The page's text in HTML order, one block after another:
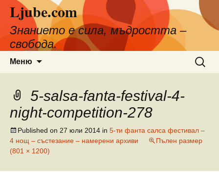
съдържанието
Ljube.com
Знанието е сила, мъдростта –
свобода.
Меню
за:
5-salsa-fanta-festival-4-
night-competition-278
Published on 27 юли 2014 in 5-ти фанта салса фестивал –
4 нощ – състезание – намерени архиви
Пълен размер
(801 × 1200)